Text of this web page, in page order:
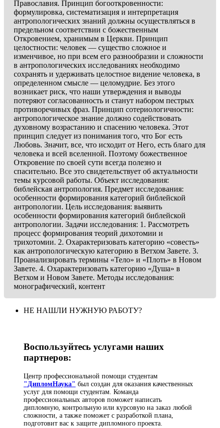
Православия. Принцип богооткровенности:
формулировка, систематизация и интерпретация
антропологических знаний должны осуществляться в
предельном соответствии с божественным
Откровением, хранимым в Церкви. Принцип
целостности: человек — существо сложное и
изменчивое, но при всем его разнообразии и сложности
в антропологических исследованиях необходимо
сохранять и удерживать целостное видение человека, в
определенном смысле — целомудрие. Без этого
возникает риск, что наши утверждения и выводы
потеряют согласованность и станут набором пестрых
противоречивых фраз. Принцип сотериологичности:
антропологическое знание должно содействовать
духовному возрастанию и спасению человека. Этот
принцип следует из понимания того, что Бог есть
Любовь. Значит, все, что исходит от Него, есть благо для
человека и всей вселенной. Поэтому божественное
Откровение по своей сути всегда полезно и
спасительно. Все это свидетельствует об актуальности
темы курсовой работы. Объект исследования:
библейская антропология. Предмет исследования:
особенности формирования категорий библейской
антропологии. Цель исследования: выявить
особенности формирования категорий библейской
антропологии. Задачи исследования: 1. Рассмотреть
процесс формирования теорий дихотомии и
трихотомии. 2. Охарактеризовать категорию «совесть»
как антропологическую категорию в Ветхом Завете. 3.
Проанализировать термины «Тело» и «Плоть» в Новом
Завете. 4. Охарактеризовать категорию «Душа» в
Ветхом и Новом Завете. Методы исследования:
монографический, контент
НЕ НАШЛИ НУЖНУЮ РАБОТУ?
Воспользуйтесь услугами наших
партнеров:
Центр профессиональной помощи студентам
"ДипломНаука" был создан для оказания качественных
услуг для помощи студентам. Команда
профессиональных авторов поможет написать
дипломную, контрольную или курсовую на заказ любой
сложности, а также поможет с разработкой плана,
подготовит вас к защите дипломного проекта.